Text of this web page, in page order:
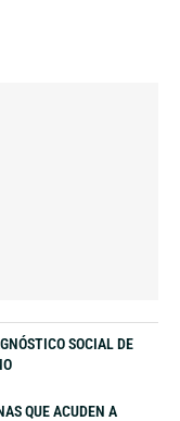
SOCIAL DE
QUE ACUDEN A